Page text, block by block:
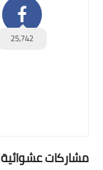
25,742
مشاركات عشوائية